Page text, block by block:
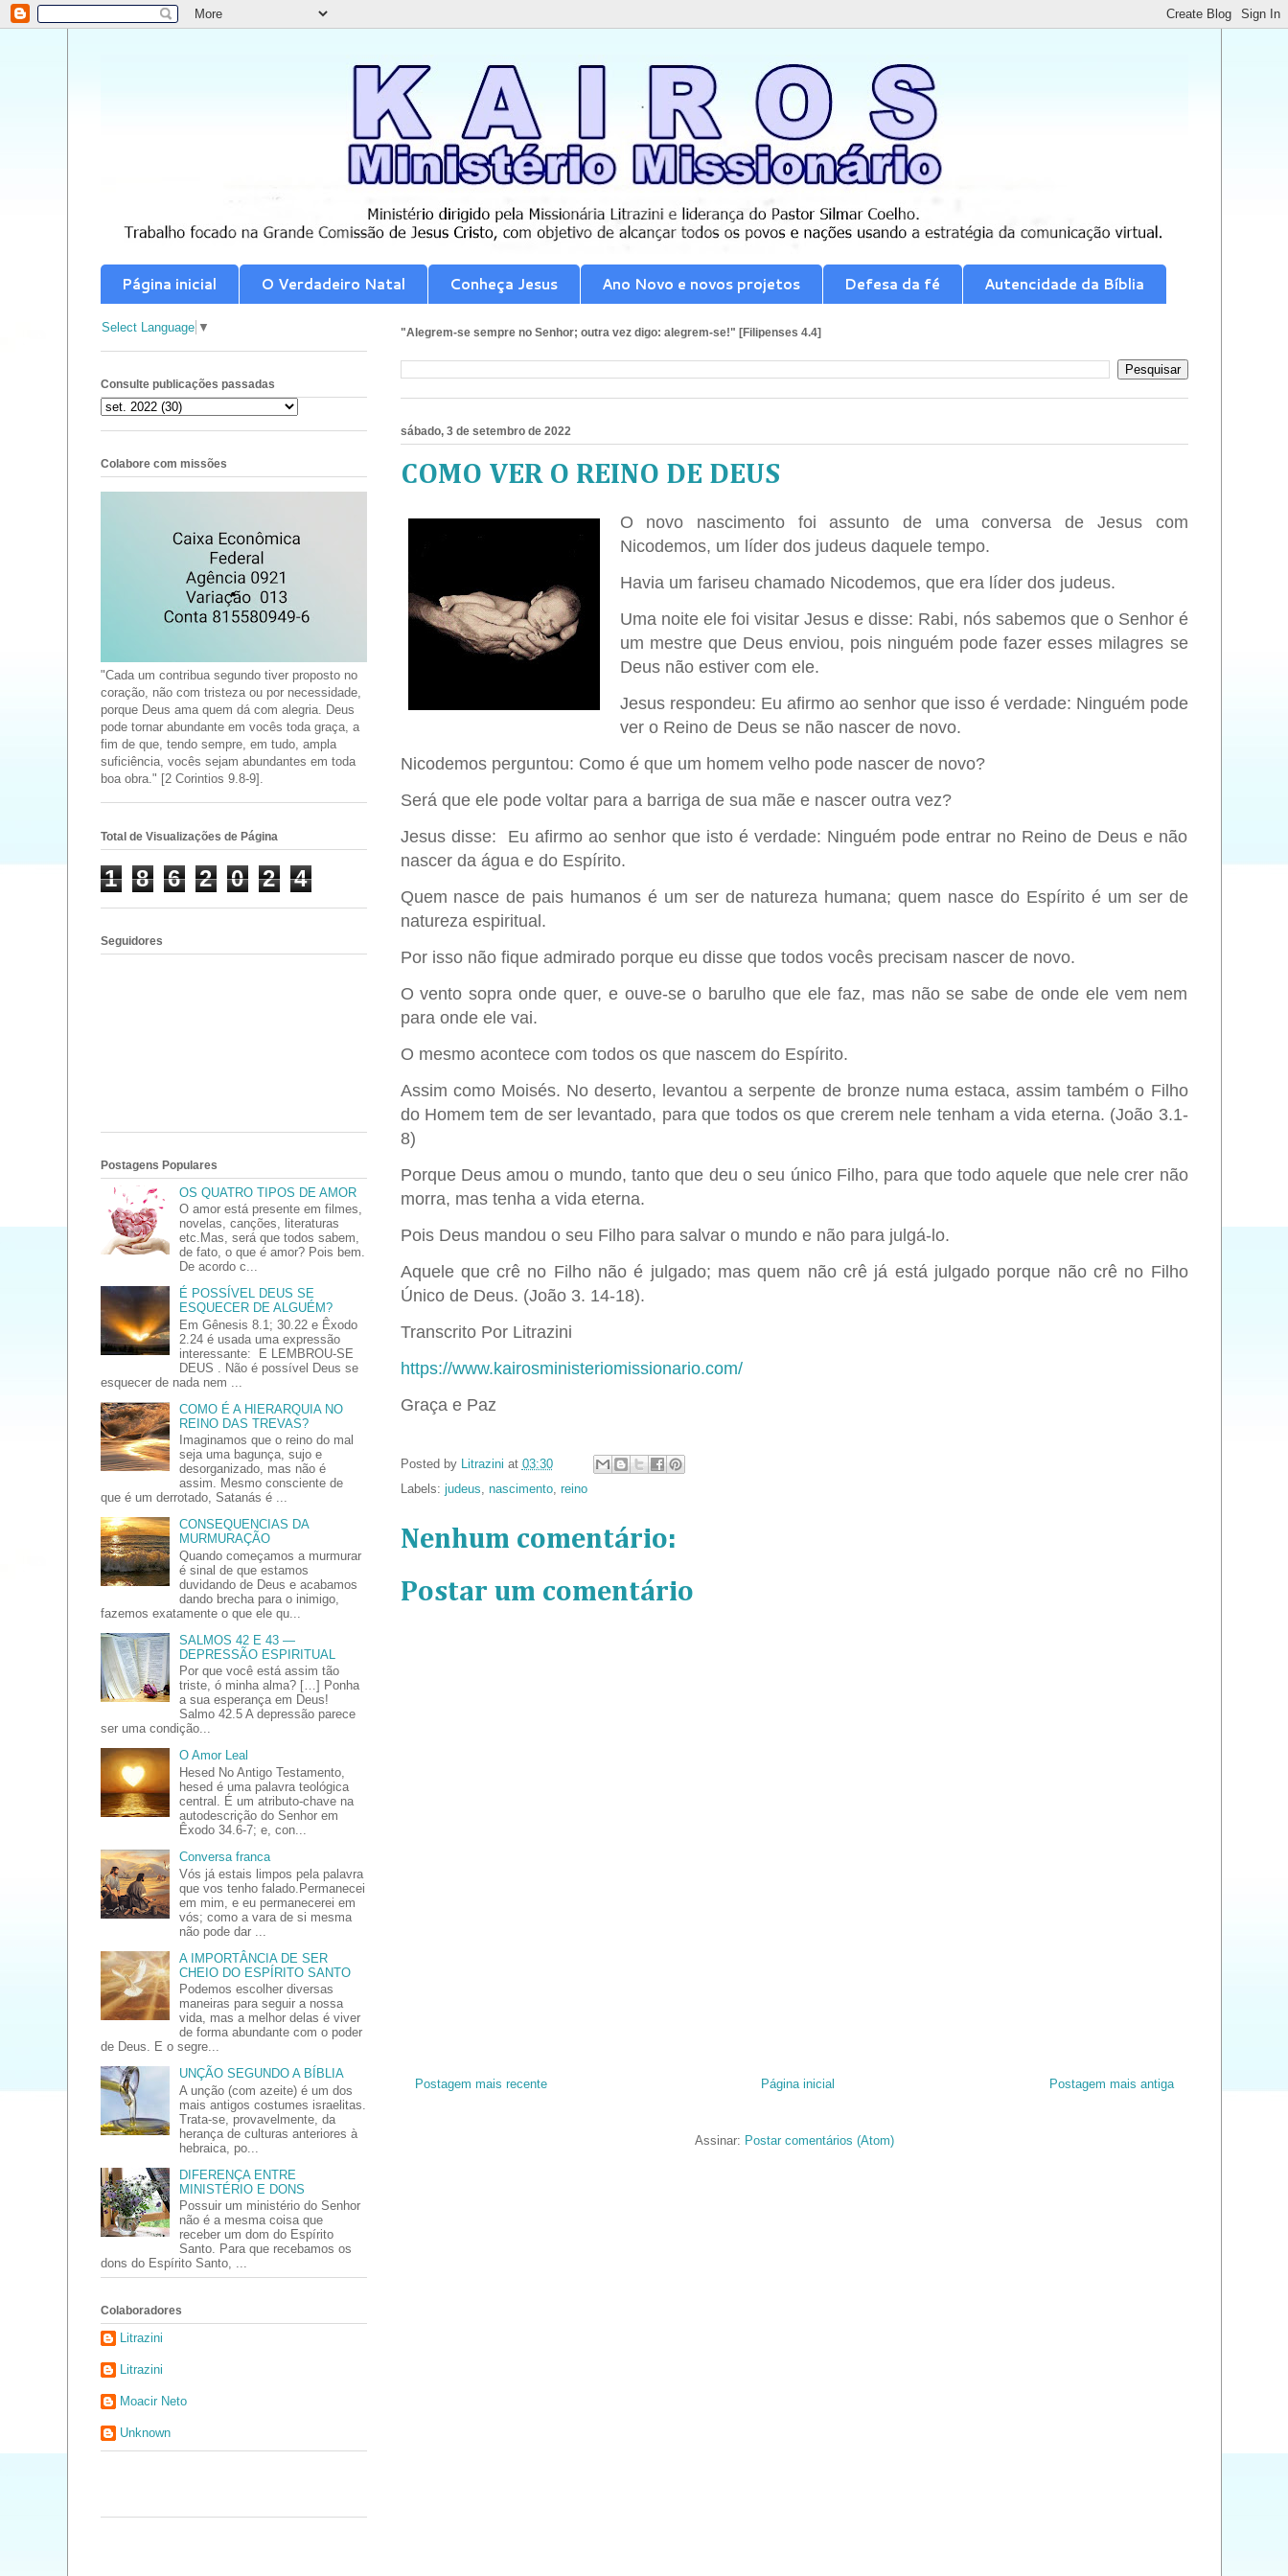
Página inicial O Verdadeiro Natal Conheça Jesus Ano Novo e novos projetos Defesa da fé Autencidade da Bíblia
"Alegrem-se sempre no Senhor; outra vez digo: alegrem-se!" [Filipenses 4.4]
sábado, 3 de setembro de 2022
COMO VER O REINO DE DEUS
O novo nascimento foi assunto de uma conversa de Jesus com
Nicodemos, um líder dos judeus daquele tempo.
Havia um fariseu chamado Nicodemos, que era líder dos judeus.
Uma noite ele foi visitar Jesus e disse: Rabi, nós sabemos que o Senhor é
um mestre que Deus enviou, pois ninguém pode fazer esses milagres se
Deus não estiver com ele.
Jesus respondeu: Eu afirmo ao senhor que isso é verdade: Ninguém pode
ver o Reino de Deus se não nascer de novo.
Nicodemos perguntou: Como é que um homem velho pode nascer de novo?
Será que ele pode voltar para a barriga de sua mãe e nascer outra vez?
Jesus disse: Eu afirmo ao senhor que isto é verdade: Ninguém pode entrar no Reino de Deus e não
nascer da água e do Espírito.
Quem nasce de pais humanos é um ser de natureza humana; quem nasce do Espírito é um ser de
natureza espiritual.
Por isso não fique admirado porque eu disse que todos vocês precisam nascer de novo.
O vento sopra onde quer, e ouve-se o barulho que ele faz, mas não se sabe de onde ele vem nem
para onde ele vai.
O mesmo acontece com todos os que nascem do Espírito.
Assim como Moisés. No deserto, levantou a serpente de bronze numa estaca, assim também o Filho
do Homem tem de ser levantado, para que todos os que crerem nele tenham a vida eterna. (João 3.1-
8)
Porque Deus amou o mundo, tanto que deu o seu único Filho, para que todo aquele que nele crer não
morra, mas tenha a vida eterna.
Pois Deus mandou o seu Filho para salvar o mundo e não para julgá-lo.
Aquele que crê no Filho não é julgado; mas quem não crê já está julgado porque não crê no Filho
Único de Deus. (João 3. 14-18).
Transcrito Por Litrazini
https://www.kairosministeriomissionario.com/
Graça e Paz
Posted by Litrazini at 03:30
Labels: judeus, nascimento, reino
Nenhum comentário:
Postar um comentário
Postagem mais recente Postagem mais antiga
Página inicial
Assinar: Postar comentários (Atom)
Select Language ▼
Consulte publicações passadas
Colabore com missões
"Cada um contribua segundo tiver proposto no
coração, não com tristeza ou por necessidade,
porque Deus ama quem dá com alegria. Deus
pode tornar abundante em vocês toda graça, a
fim de que, tendo sempre, em tudo, ampla
suficiência, vocês sejam abundantes em toda
boa obra." [2 Corintios 9.8-9].
Total de Visualizações de Página
1 8 6 2 0 2 4
Seguidores
Postagens Populares
OS QUATRO TIPOS DE AMOR
O amor está presente em filmes,
novelas, canções, literaturas
etc.Mas, será que todos sabem,
de fato, o que é amor? Pois bem.
De acordo c...
É POSSÍVEL DEUS SE
ESQUECER DE ALGUÉM?
Em Gênesis 8.1; 30.22 e Êxodo
2.24 é usada uma expressão
interessante: E LEMBROU-SE
DEUS . Não é possível Deus se
esquecer de nada nem ...
COMO É A HIERARQUIA NO
REINO DAS TREVAS?
Imaginamos que o reino do mal
seja uma bagunça, sujo e
desorganizado, mas não é
assim. Mesmo consciente de
que é um derrotado, Satanás é ...
CONSEQUENCIAS DA
MURMURAÇÃO
Quando começamos a murmurar
é sinal de que estamos
duvidando de Deus e acabamos
dando brecha para o inimigo,
fazemos exatamente o que ele qu...
SALMOS 42 E 43 —
DEPRESSÃO ESPIRITUAL
Por que você está assim tão
triste, ó minha alma? […] Ponha
a sua esperança em Deus!
Salmo 42.5 A depressão parece
ser uma condição...
O Amor Leal
Hesed No Antigo Testamento,
hesed é uma palavra teológica
central. É um atributo-chave na
autodescrição do Senhor em
Êxodo 34.6-7; e, con...
Conversa franca
Vós já estais limpos pela palavra
que vos tenho falado.Permanecei
em mim, e eu permanecerei em
vós; como a vara de si mesma
não pode dar ...
A IMPORTÂNCIA DE SER
CHEIO DO ESPÍRITO SANTO
Podemos escolher diversas
maneiras para seguir a nossa
vida, mas a melhor delas é viver
de forma abundante com o poder
de Deus. E o segre...
UNÇÃO SEGUNDO A BÍBLIA
A unção (com azeite) é um dos
mais antigos costumes israelitas.
Trata-se, provavelmente, da
herança de culturas anteriores à
hebraica, po...
DIFERENÇA ENTRE
MINISTÉRIO E DONS
Possuir um ministério do Senhor
não é a mesma coisa que
receber um dom do Espírito
Santo. Para que recebamos os
dons do Espírito Santo, ...
Colaboradores
Litrazini
Litrazini
Moacir Neto
Unknown